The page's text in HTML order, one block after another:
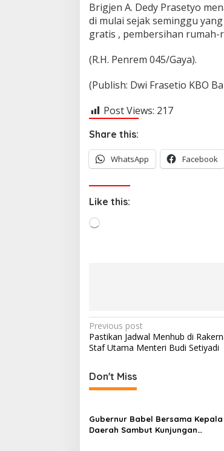
Brigjen A. Dedy Prasetyo
di mulai sejak seminggu
gratis , pembersihan
(R.H. Penrem 045/Gaya).
(Publish: Dwi Frasetio KBO
Post Views: 217
Share this:
WhatsApp Facebook
Like this:
…
P
o
t
n
a
v
Previous post
Pastikan Jadwal Menhub di
Staf Utama Menteri Budi Setiyadi
Don't Miss
Gubernur Babel Bersama Kepala
Daerah Sambut Kunjungan